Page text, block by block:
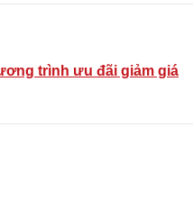
trình ưu đãi giảm giá